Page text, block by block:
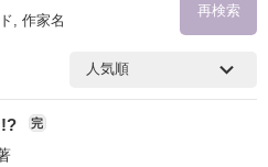
, 作家名
再検索
完